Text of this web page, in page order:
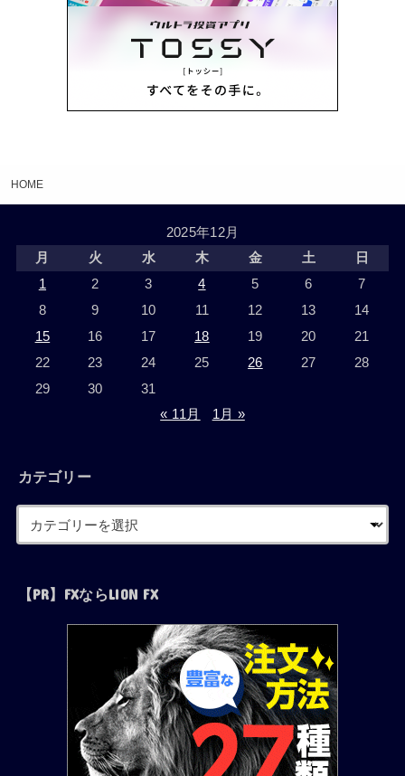
HOME
2025年12月
月
火 水 木 金 土
日
1
2 3 4 5 6
7
8
9 10 11 12 13
14
15
16 17 18 19 20
21
22
23 24 25 26 27
28
29
30
31
« 11月
1月 »
カテゴリー
【PR】FXならLION FX